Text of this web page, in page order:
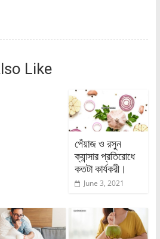
Like
পেঁয়াজ ও রসুন
ক্যান্সার প্রতিরোধে
কতটা কার্যকরী।
June 3, 2021